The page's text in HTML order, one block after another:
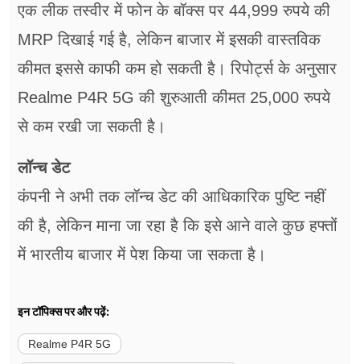
एक लीक तस्वीर में फोन के बॉक्स पर 44,999 रुपये की
MRP दिखाई गई है, लेकिन बाजार में इसकी वास्तविक
कीमत इससे काफी कम हो सकती है। रिपोर्ट्स के अनुसार
Realme P4R 5G की शुरुआती कीमत 25,000 रुपये
से कम रखी जा सकती है।
लॉन्च डेट
कंपनी ने अभी तक लॉन्च डेट की आधिकारिक पुष्टि नहीं
की है, लेकिन माना जा रहा है कि इसे आने वाले कुछ हफ्तों
में भारतीय बाजार में पेश किया जा सकता है।
इन टॉपिक्स पर और पढ़ें:
Realme P4R 5G